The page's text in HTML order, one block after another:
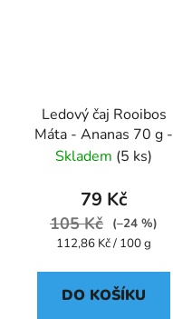
Ledový čaj Rooibos
Máta - Ananas 70 g -
Oxalis
Skladem (5 ks)
79 Kč
105 Kč
(–24 %)
Měrná
112,86 Kč / 100 g
DO KOŠÍKU